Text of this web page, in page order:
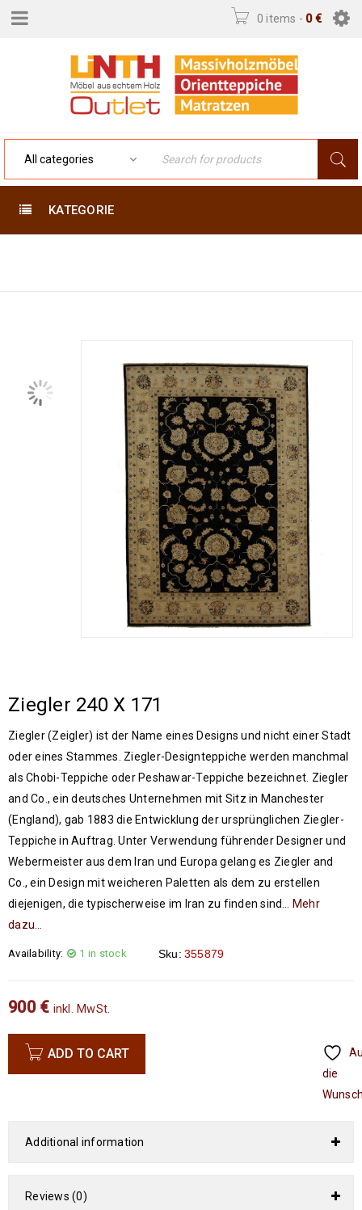
0 items - 0€
KATEGORIE
Ziegler 240 X 171
Ziegler (Zeigler) ist der Name eines Designs und nicht einer Stadt
oder eines Stammes. Ziegler-Designteppiche werden manchmal
als Chobi-Teppiche oder Peshawar-Teppiche bezeichnet. Ziegler
and Co., ein deutsches Unternehmen mit Sitz in Manchester
(England), gab 1883 die Entwicklung der ursprünglichen Ziegler-
Teppiche in Auftrag. Unter Verwendung führender Designer und
Webermeister aus dem Iran und Europa gelang es Ziegler and
Co., ein Design mit weicheren Paletten als dem zu erstellen
diejenigen, die typischerweise im Iran zu finden sind… Mehr
dazu…
Availability: 1 in stock Sku: 355879
900 € inkl. MwSt.
ADD TO CART
die
Additional information
Reviews (0)